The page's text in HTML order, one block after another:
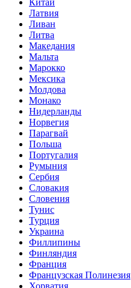
Китай
Латвия
Ливан
Литва
Македания
Мальта
Марокко
Мексика
Молдова
Монако
Нидерланды
Норвегия
Парагвай
Польша
Португалия
Румыния
Сербия
Словакия
Словения
Тунис
Турция
Украина
Филлипины
Финляндия
Франция
Французская Полинезия